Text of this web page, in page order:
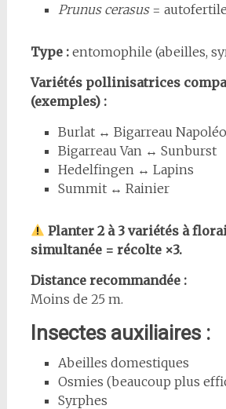
Prunus cerasus= autofertile
Type :entomophile (abeilles,
Variétés pollinisatrices
(exemples) :
Burlat ↔ Bigarreau
Bigarreau Van ↔ Sunburst
Hedelfingen ↔ Lapins
Summit ↔ Rainier
Planter 2 à 3 variétés à
simultanée = récolte ×3.
Distance recommandée :
Moins de 25 m.
Insectes auxiliaires :
Abeilles domestiques
Osmies (beaucoup plus
Syrphes